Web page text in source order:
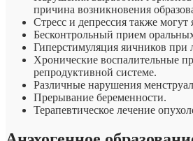
причина возникновения
Стресс и депрессия также могут
Бесконтрольный прием
Гиперстимуляция яичников при
Хронические воспалительные
репродуктивной системе.
Различные нарушения
Прерывание беременности.
Терапевтическое лечение